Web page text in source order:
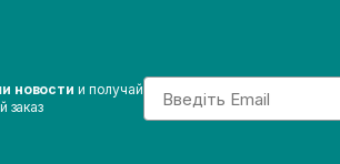
новости и получай
заказ
Email